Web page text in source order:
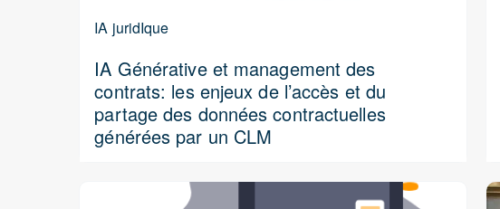
IA juridIque
IA Générative et management des
contrats: les enjeux de l’accès et du
partage des données contractuelles
générées par un CLM